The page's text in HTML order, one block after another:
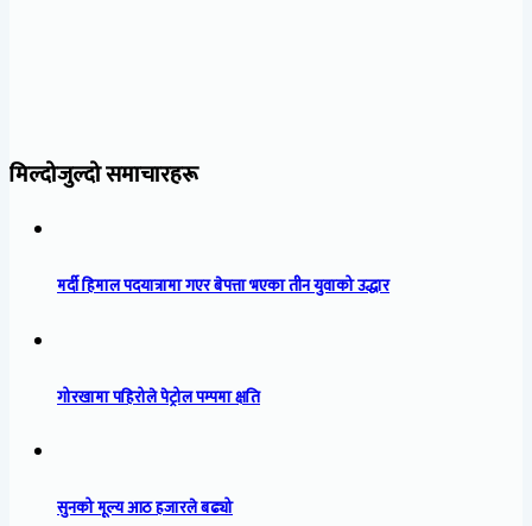
मिल्दोजुल्दो समाचारहरू
मर्दी हिमाल पदयात्रामा गएर बेपत्ता भएका तीन युवाको उद्धार
गोरखामा पहिरोले पेट्रोल पम्पमा क्षति
सुनको मूल्य आठ हजारले बढ्यो